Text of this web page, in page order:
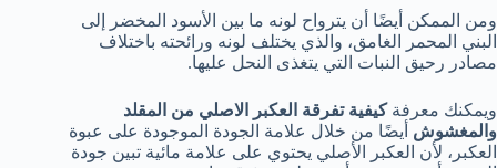
ومن الممكن أيضًا أن يترواح لونه ما بين الأسود المخضر إلى
البني المحمر الغامق، والذي يختلف لونه ورائحته باختلاف
مصادر رحيق النبات التي يتغذى النحل عليها.
ويمكنك معرفةكيفية تفرقة العكبر الاصلي من المقلد
والمغشوش أيضًا من خلال علامة الجودة الموجودة على عبوة
العكبر، لأن العكبر الأصلي يحتوي على علامة مائية تبين جودة